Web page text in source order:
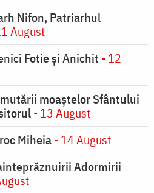
Nifon, Patriarhul
August
Fotie şi Anichit - 12
moaştelor Sfântului
- 13 August
Miheia- 14 August
Adormirii